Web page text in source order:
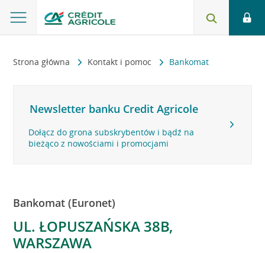
Strona główna Kontakt i pomoc Bankomat
Newsletter banku Credit Agricole
Dołącz do grona subskrybentów i bądź na
bieżąco z nowościami i promocjami
Bankomat (Euronet)
UL. ŁOPUSZAŃSKA 38B,
WARSZAWA